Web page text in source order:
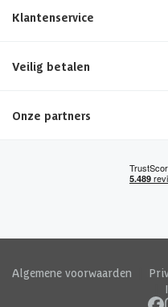
Klantenservice
Veilig betalen
Onze partners
Algemene voorwaarden